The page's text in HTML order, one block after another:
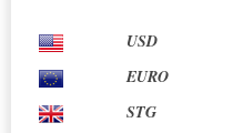
USD
EURO
STG